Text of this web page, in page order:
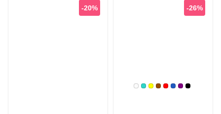
-20%
Белый
Бирюзовый
Желтый
Коричневый
Красный
Синий,Черный
-26%